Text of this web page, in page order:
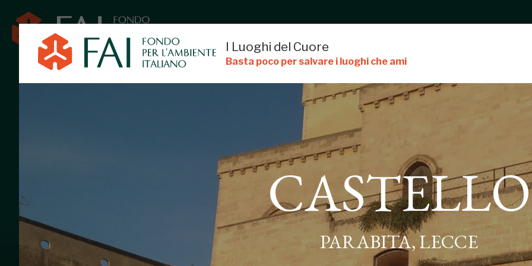
I Luoghi del Cuore
Basta poco per salvare i luoghi che ami
CASTELLO
PARABITA, LECCE
CASTELLO